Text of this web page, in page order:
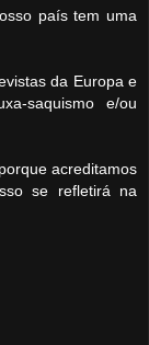
país tem uma
da Europa e
saquismo e/ou
acreditamos
se refletirá na